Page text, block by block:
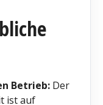
Betrieb: Der
ist auf